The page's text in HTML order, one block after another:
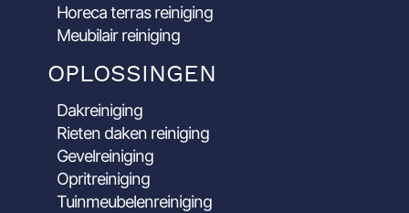
Horeca terras reiniging
Meubilair reiniging
OPLOSSINGEN
Dakreiniging
Rieten daken reiniging
Gevelreiniging
Opritreiniging
Tuinmeubelenreiniging